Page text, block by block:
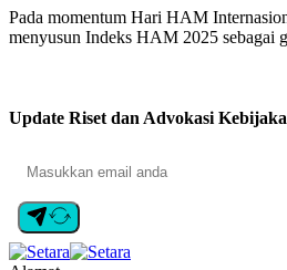
Pada momentum Hari HAM
menyusun Indeks HAM 2025 sebagai
Update Riset dan Advokasi